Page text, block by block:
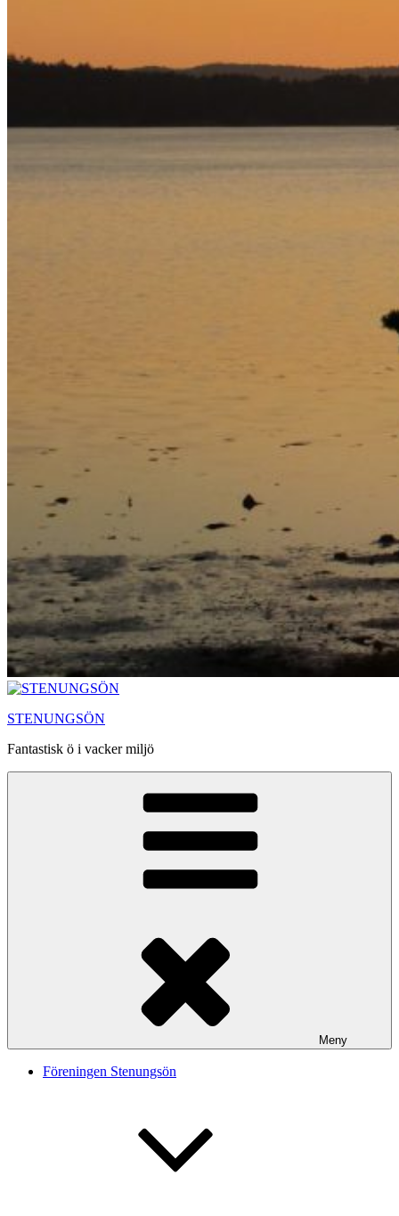
STENUNGSÖN
Fantastisk ö i vacker miljö
Meny
Föreningen Stenungsön